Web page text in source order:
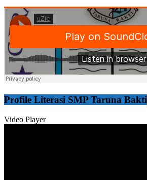
Profile Literasi SMP Taruna Bakti
Video Player